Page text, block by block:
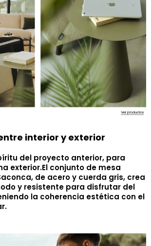
interior y exterior
del proyecto anterior, para
exterior.El conjunto de mesa
de acero y cuerda gris, crea
y resistente para disfrutar del
la coherencia estética con el